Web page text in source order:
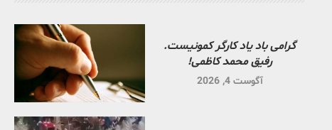
گرامی باد یاد کارگر کمونیست.
رفیق محمد کاظمی!
آگوست 4, 2026